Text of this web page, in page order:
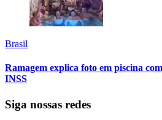
Brasil
Ramagem explica foto em piscina
INSS
Siga nossas redes